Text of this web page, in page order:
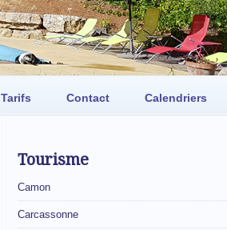
Tarifs Contact Calendriers
Tourisme
Camon
Carcassonne